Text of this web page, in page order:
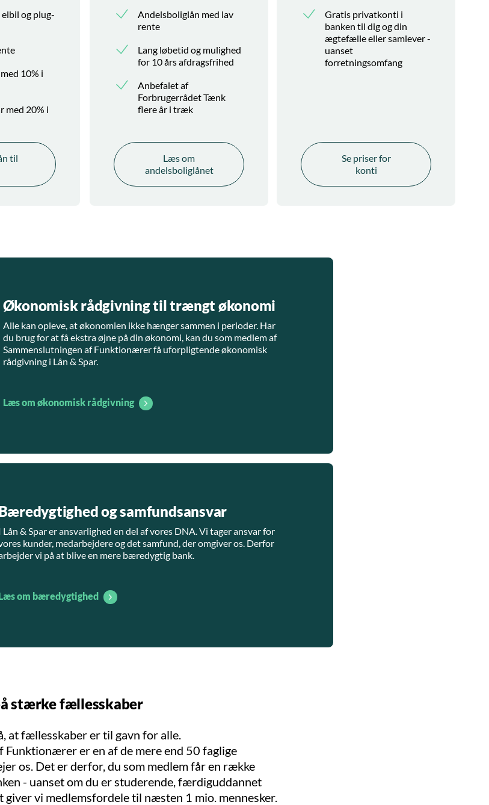
og plug-
10% i
med 20% i
til
Andelsboliglån med lav
rente
Lang løbetid og mulighed
for 10 års afdragsfrihed
Anbefalet af
Forbrugerrådet Tænk
flere år i træk
Læs om
andelsboliglånet
Gratis privatkonti i
banken til dig og din
ægtefælle eller samlever -
uanset
forretningsomfang
Se priser for
konti
Økonomisk rådgivning til trængt økonomi
Alle kan opleve, at økonomien ikke hænger sammen i perioder. Har
du brug for at få ekstra øjne på din økonomi, kan du som medlem af
Sammenslutningen af Funktionærer få uforpligtende økonomisk
rådgivning i Lån & Spar.
Læs om økonomisk rådgivning
og samfundsansvar
Lån & Spar er ansvarlighed en del af vores DNA. Vi tager ansvar for
kunder, medarbejdere og det samfund, der omgiver os. Derfor
vi på at blive en mere bæredygtig bank.
om bæredygtighed
stærke fællesskaber
at fællesskaber er til gavn for alle.
Funktionærer er en af de mere end 50 faglige
os. Det er derfor, du som medlem får en række
- uanset om du er studerende, færdiguddannet
vi medlemsfordele til næsten 1 mio. mennesker.